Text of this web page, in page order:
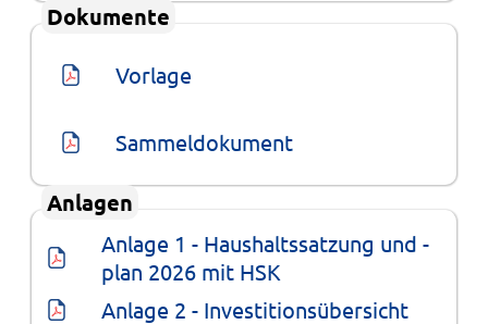
Dokumente
Vorlage
Sammeldokument
Anlagen
Anlage 1 - Haushaltssatzung und -
plan 2026 mit HSK
Anlage 2 - Investitionsübersicht